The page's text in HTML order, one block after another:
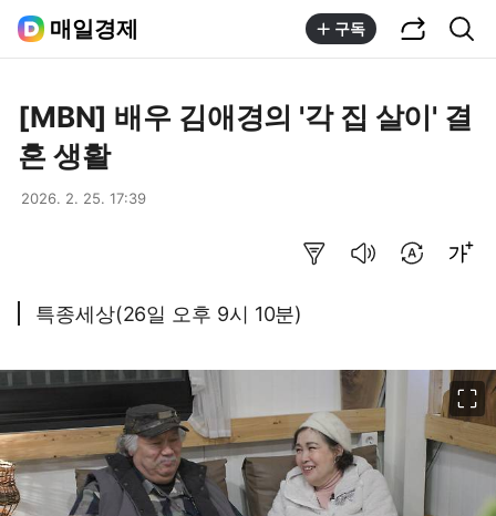
매일경제 구독
[MBN] 배우 김애경의 '각 집 살이' 결
혼 생활
2026. 2. 25. 17:39
특종세상(26일 오후 9시 10분)